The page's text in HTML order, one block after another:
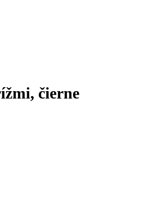
čierne